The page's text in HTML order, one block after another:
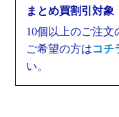
まとめ買割引対象
10個以上のご注文
ご希望の方はコチ
い。